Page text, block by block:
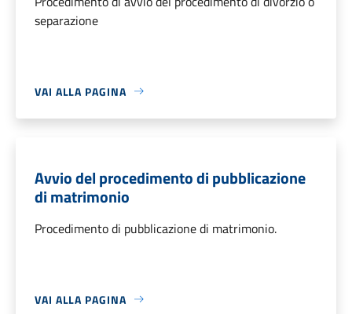
separazione
VAI ALLA PAGINA
Avvio del procedimento di pubblicazione
di matrimonio
Procedimento di pubblicazione di matrimonio.
VAI ALLA PAGINA